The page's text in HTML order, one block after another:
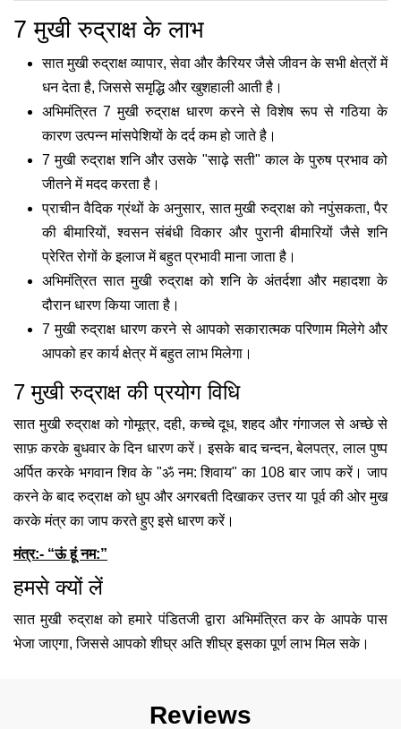
7 मुखी रुद्राक्ष के लाभ
सात मुखी रुद्राक्ष व्यापार, सेवा और कैरियर जैसे जीवन के सभी क्षेत्रों में
धन देता है, जिससे समृद्धि और खुशहाली आती है।
अभिमंत्रित 7 मुखी रुद्राक्ष धारण करने से विशेष रूप से गठिया के
कारण उत्पन्न मांसपेशियों के दर्द कम हो जाते है।
7 मुखी रुद्राक्ष शनि और उसके "साढ़े सती" काल के पुरुष प्रभाव को
जीतने में मदद करता है।
प्राचीन वैदिक ग्रंथों के अनुसार, सात मुखी रुद्राक्ष को नपुंसकता, पैर
की बीमारियों, श्वसन संबंधी विकार और पुरानी बीमारियों जैसे शनि
प्रेरित रोगों के इलाज में बहुत प्रभावी माना जाता है।
अभिमंत्रित सात मुखी रुद्राक्ष को शनि के अंतर्दशा और महादशा के
दौरान धारण किया जाता है।
7 मुखी रुद्राक्ष धारण करने से आपको सकारात्मक परिणाम मिलेगे और
आपको हर कार्य क्षेत्र में बहुत लाभ मिलेगा।
7 मुखी रुद्राक्ष की प्रयोग विधि
सात मुखी रुद्राक्ष को गोमूत्र, दही, कच्चे दूध, शहद और गंगाजल से अच्छे से
साफ़ करके बुधवार के दिन धारण करें। इसके बाद चन्दन, बेलपत्र, लाल पुष्प
अर्पित करके भगवान शिव के "ॐ नम: शिवाय" का 108 बार जाप करें। जाप
करने के बाद रुद्राक्ष को धुप और अगरबती दिखाकर उत्तर या पूर्व की ओर मुख
करके मंत्र का जाप करते हुए इसे धारण करें।
मंत्र:- “ऊं हूं नम:”
हमसे क्‍यों लें
सात मुखी रुद्राक्ष को हमारे पंडितजी द्वारा अभिमंत्रित कर के आपके पास
भेजा जाएगा, जिससे आपको शीघ्र अति शीघ्र इसका पूर्ण लाभ मिल सके।
Reviews